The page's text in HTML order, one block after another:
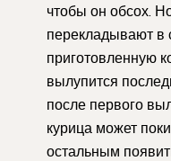
чтобы он обсох.
перекладывают в
приготовленную
вылупится
после первого
курица может
остальным